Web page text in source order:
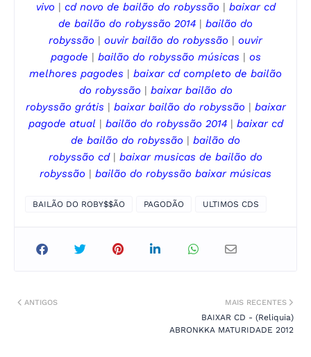
vivo | cd novo de bailão do robyssão | baixar cd
de bailão do robyssão 2014 | bailão do
robyssão | ouvir bailão do robyssão | ouvir
pagode | bailão do robyssão músicas | os
melhores pagodes | baixar cd completo de bailão
do robyssão | baixar bailão do
robyssão grátis | baixar bailão do robyssão | baixar
pagode atual | bailão do robyssão 2014| baixar cd
de bailão do robyssão | bailão do
robyssão cd| baixar musicas de bailão do
robyssão | bailão do robyssão baixar músicas
BAILÃO DO ROBY$$ÃO PAGODÃO ULTIMOS CDS
MAIS RECENTES
BAIXAR CD - (Reliquia)
ABRONKKA MATURIDADE 2012
ANTIGOS